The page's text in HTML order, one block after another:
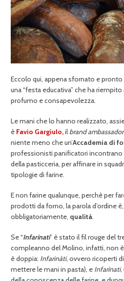
Eccolo qui, appena sfornato e
una “festa educativa” che ha riempito
profumo e consapevolezza.
Le mani che lo hanno realizzato,
è Favio Gargiulo,il brand ambassador
niente meno che un’Accademia di
professionisti panificatori incontrano
della pasticceria, per affinare in
tipologie di farine.
E non farine qualunque, perchè per
prodotti da forno, la parola d’ordine
obbligatoriamente, qualità.
Se “Infarinati” è stato il fil rouge del
compleanno del Molino, infatti, non
è doppia: Infarinàti, ovvero ricoperti
mettere le mani in pasta), e Infarìnati,